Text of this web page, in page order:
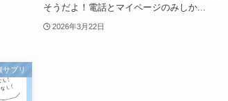
そうだよ！電話とマイページのみしか...
2026年3月22日
サプリ